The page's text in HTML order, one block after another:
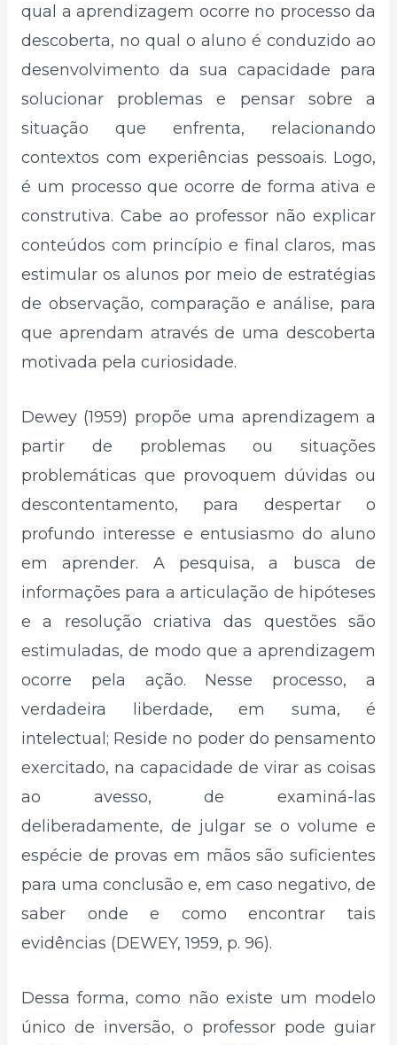
qual a aprendizagem ocorre no processo da
descoberta, no qual o aluno é conduzido ao
desenvolvimento da sua capacidade para
solucionar problemas e pensar sobre a
situação que enfrenta, relacionando
contextos com experiências pessoais. Logo,
é um processo que ocorre de forma ativa e
construtiva. Cabe ao professor não explicar
conteúdos com princípio e final claros, mas
estimular os alunos por meio de estratégias
de observação, comparação e análise, para
que aprendam através de uma descoberta
motivada pela curiosidade.
Dewey (1959) propõe uma aprendizagem a
partir de problemas ou situações
problemáticas que provoquem dúvidas ou
descontentamento, para despertar o
profundo interesse e entusiasmo do aluno
em aprender. A pesquisa, a busca de
informações para a articulação de hipóteses
e a resolução criativa das questões são
estimuladas, de modo que a aprendizagem
ocorre pela ação. Nesse processo, a
verdadeira liberdade, em suma, é
intelectual; Reside no poder do pensamento
exercitado, na capacidade de virar as coisas
ao avesso, de examiná-las
deliberadamente, de julgar se o volume e
espécie de provas em mãos são suficientes
para uma conclusão e, em caso negativo, de
saber onde e como encontrar tais
evidências (DEWEY, 1959, p. 96).
Dessa forma, como não existe um modelo
único de inversão, o professor pode guiar